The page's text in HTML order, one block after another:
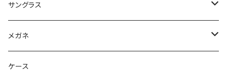
サングラス
Ray-Ban レイバン
gucci グッチ
メガネ
Ray-Ban レイバン
ケース